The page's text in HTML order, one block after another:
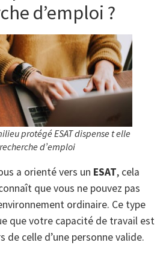
d’emploi ?
protégé ESAT dispense t elle
d’emploi
a orienté vers un ESAT, cela
que vous ne pouvez pas
ordinaire. Ce type
que votre capacité de travail est
de celle d’une personne valide.